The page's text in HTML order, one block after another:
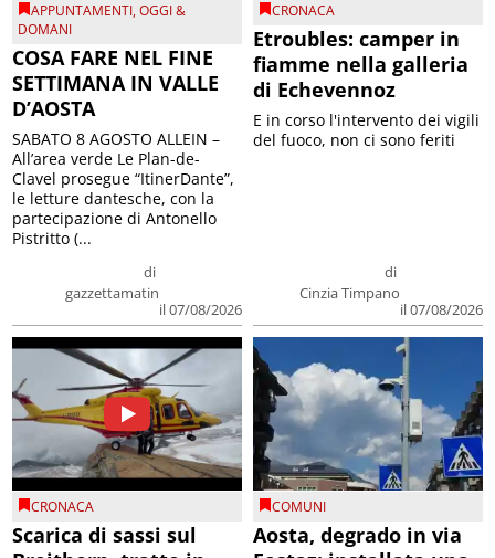
APPUNTAMENTI,OGGI &
DOMANI
COSA FARE NEL FINE
SETTIMANA IN VALLE
D’AOSTA
di
gazzettamatin
il 07/08/2026
SABATO 8 AGOSTO ALLEIN –
All’area verde Le Plan-de-
Clavel prosegue “ItinerDante”,
le letture dantesche, con la
partecipazione di Antonello
Pistritto (...
CRONACA
Etroubles: camper in
fiamme nella galleria
di Echevennoz
di
Cinzia Timpano
il 07/08/2026
E in corso l'intervento dei vigili
del fuoco, non ci sono feriti
CRONACA
Scarica di sassi sul
COMUNI
Aosta, degrado in via